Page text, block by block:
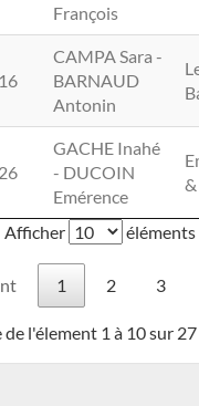
François
CAMPA Sara -
BARNAUD
Antonin
GACHE Inahé
- DUCOIN
Emérence
Afficher éléments
1 2 3
l'élement 1 à 10 sur